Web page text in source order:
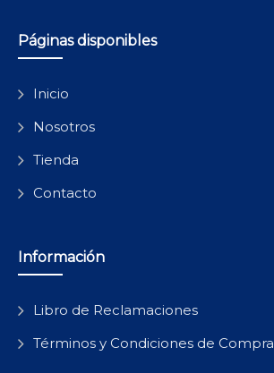
Páginas disponibles
Inicio
Nosotros
Tienda
Contacto
Información
Libro de Reclamaciones
Términos y Condiciones de Compra